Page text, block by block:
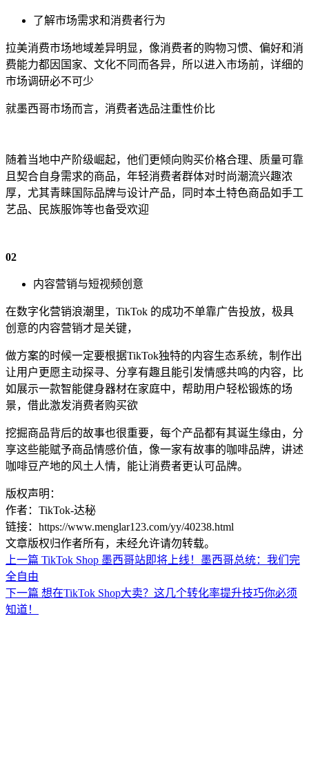
了解市场需求和消费者行为
拉美消费市场地域差异明显，像消费者的购物习惯、偏好和消
费能力都因国家、文化不同而各异，所以进入市场前，详细的
市场调研必不可少
就墨西哥市场而言，消费者选品注重性价比
随着当地中产阶级崛起，他们更倾向购买价格合理、质量可靠
且契合自身需求的商品，年轻消费者群体对时尚潮流兴趣浓
厚，尤其青睐国际品牌与设计产品，同时本土特色商品如手工
艺品、民族服饰等也备受欢迎
02
内容营销与短视频创意
在数字化营销浪潮里，TikTok 的成功不单靠广告投放，极具
创意的内容营销才是关键，
做方案的时候一定要根据TikTok独特的内容生态系统，制作出
让用户更愿主动探寻、分享有趣且能引发情感共鸣的内容，比
如展示一款智能健身器材在家庭中，帮助用户轻松锻炼的场
景，借此激发消费者购买欲
挖掘商品背后的故事也很重要，每个产品都有其诞生缘由，分
享这些能赋予商品情感价值，像一家有故事的咖啡品牌，讲述
咖啡豆产地的风土人情，能让消费者更认可品牌。
版权声明：
作者：TikTok-达秘
链接：https://www.menglar123.com/yy/40238.html
文章版权归作者所有，未经允许请勿转载。
上一篇 TikTok Shop 墨西哥站即将上线！墨西哥总统：我们完
全自由
下一篇 想在TikTok Shop大卖？这几个转化率提升技巧你必须
知道！